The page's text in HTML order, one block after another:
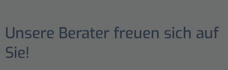
Unsere Berater freuen sich auf
Sie!